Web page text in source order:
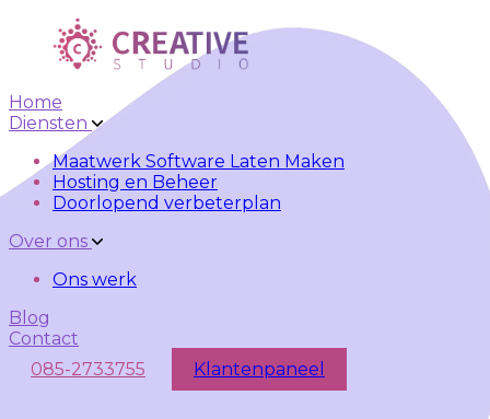
Skip to main content Skip to navigation
Home
Diensten
Maatwerk Software Laten Maken
Hosting en Beheer
Doorlopend verbeterplan
Over ons
Ons werk
Blog
Contact
085-2733755
Klantenpaneel